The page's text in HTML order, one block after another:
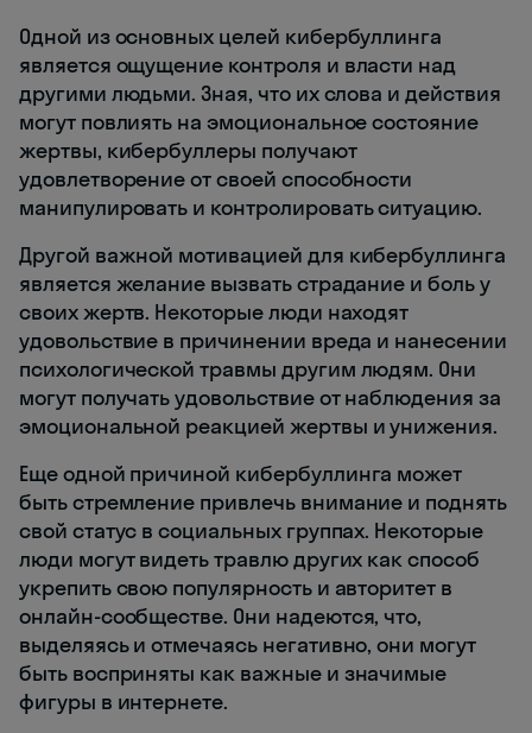
Одной из основных целей кибербуллинга
является ощущение контроля и власти над
другими людьми. Зная, что их слова и действия
могут повлиять на эмоциональное состояние
жертвы, кибербуллеры получают
удовлетворение от своей способности
манипулировать и контролировать ситуацию.
Другой важной мотивацией для кибербуллинга
является желание вызвать страдание и боль у
своих жертв. Некоторые люди находят
удовольствие в причинении вреда и нанесении
психологической травмы другим людям. Они
могут получать удовольствие от наблюдения за
эмоциональной реакцией жертвы и унижения.
Еще одной причиной кибербуллинга может
быть стремление привлечь внимание и поднять
свой статус в социальных группах. Некоторые
люди могут видеть травлю других как способ
укрепить свою популярность и авторитет в
онлайн-сообществе. Они надеются, что,
выделяясь и отмечаясь негативно, они могут
быть восприняты как важные и значимые
фигуры в интернете.